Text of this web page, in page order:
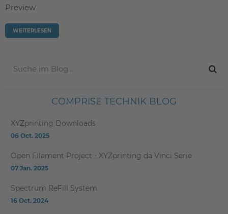
Preview
WEITERLESEN
COMPRISE TECHNIK BLOG
XYZprinting Downloads
06 Oct. 2025
Open Filament Project - XYZprinting da Vinci Serie
07 Jan. 2025
Spectrum ReFill System
16 Oct. 2024